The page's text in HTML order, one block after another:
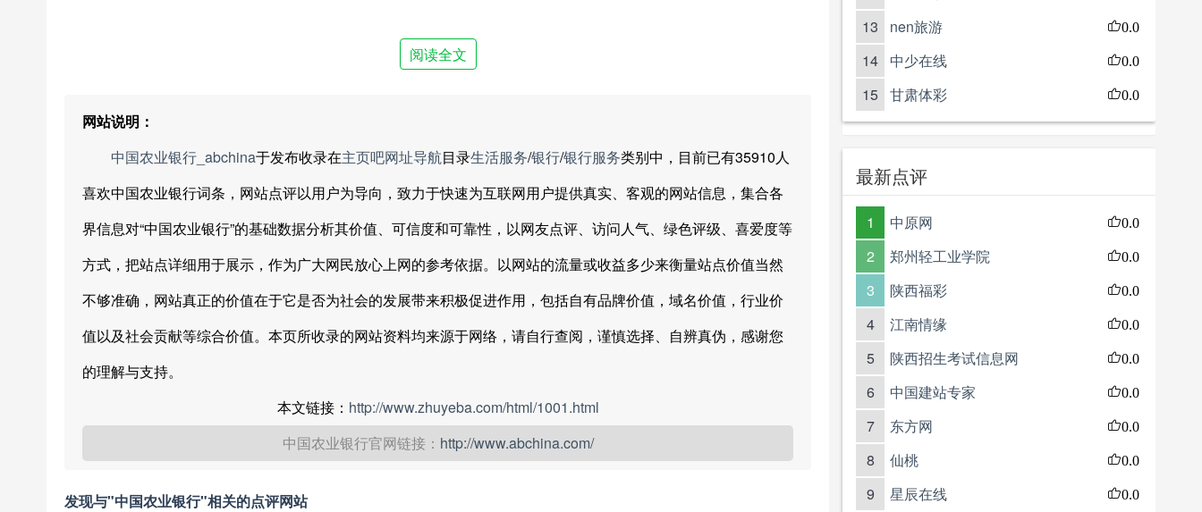
阅读全文
网站说明：
中国农业银行_abchina于发布收录在主页吧网址导航目录生活服务/银行/银行服务类别中，目前已有35910人
喜欢中国农业银行词条，网站点评以用户为导向，致力于快速为互联网用户提供真实、客观的网站信息，集合各
界信息对“中国农业银行”的基础数据分析其价值、可信度和可靠性，以网友点评、访问人气、绿色评级、喜爱度等
方式，把站点详细用于展示，作为广大网民放心上网的参考依据。以网站的流量或收益多少来衡量站点价值当然
不够准确，网站真正的价值在于它是否为社会的发展带来积极促进作用，包括自有品牌价值，域名价值，行业价
值以及社会贡献等综合价值。本页所收录的网站资料均来源于网络，请自行查阅，谨慎选择、自辨真伪，感谢您
的理解与支持。
本文链接： http://www.zhuyeba.com/html/1001.html
中国农业银行官网链接： http://www.abchina.com/
发现与"中国农业银行"相关的点评网站
13 nen旅游 0.0
14 中少在线 0.0
15 甘肃体彩 0.0
最新点评
1 中原网 0.0
2 郑州轻工业学院 0.0
3 陕西福彩 0.0
4 江南情缘 0.0
5 陕西招生考试信息网 0.0
6 中国建站专家 0.0
7 东方网 0.0
8 仙桃 0.0
9 星辰在线 0.0